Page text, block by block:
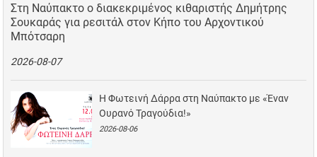
Στη Ναύπακτο ο διακεκριμένος κιθαριστής Δημήτρης
Σουκαράς για ρεσιτάλ στον Κήπο του Αρχοντικού
Μπότσαρη
2026-08-07
Η Φωτεινή Δάρρα στη Ναύπακτο με «Έναν
Ουρανό Τραγούδια!»
2026-08-06